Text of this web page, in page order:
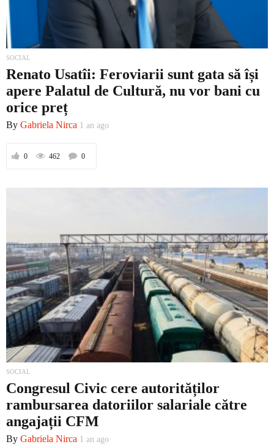
SOCIAL
Renato Usatîi: Feroviarii sunt gata să își
apere Palatul de Cultură, nu vor bani cu
orice preț
By Gabriela Nirca 1 an ago
0 462 0
SOCIAL
Congresul Civic cere autorităților
rambursarea datoriilor salariale către
angajații CFM
By Gabriela Nirca 1 an ago